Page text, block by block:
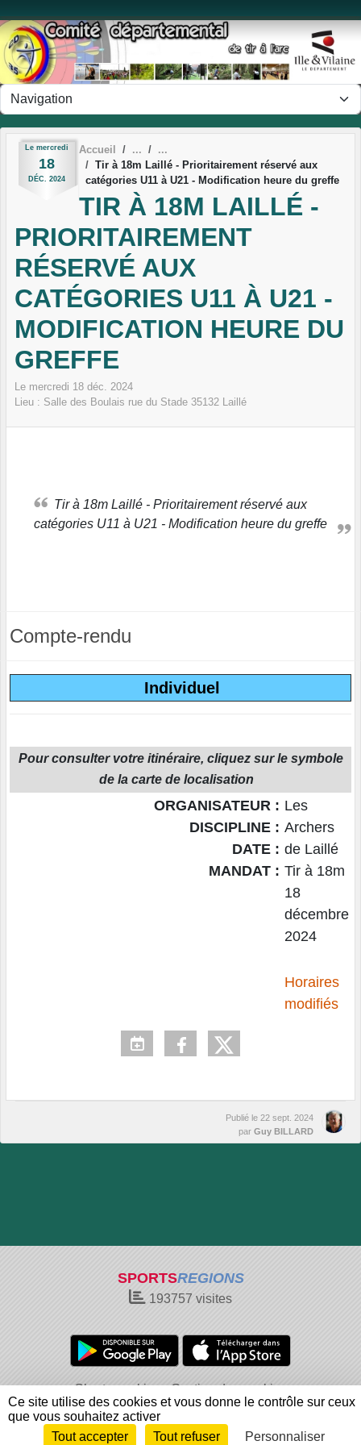
Le mercredi
18
DÉC. 2024
Accueil
Tir à 18m Laillé - Prioritairement réservé aux
catégories U11 à U21 - Modification heure du greffe
TIR À 18M LAILLÉ -
PRIORITAIREMENT
RÉSERVÉ AUX
CATÉGORIES U11 À U21 -
MODIFICATION HEURE DU
GREFFE
Le mercredi 18 déc. 2024
Lieu : Salle des Boulais rue du Stade 35132 Laillé
Tir à 18m Laillé - Prioritairement réservé aux
catégories U11 à U21 - Modification heure du greffe
Compte-rendu
Individuel
Pour consulter votre itinéraire, cliquez sur le symbole
de la carte de localisation
ORGANISATEUR :
DISCIPLINE :
DATE :
MANDAT :
Les
Archers
de Laillé
Tir à 18m
18
décembre
2024
Horaires
modifiés
Publié le 22 sept. 2024
par Guy BILLARD
SPORTSREGIONS
193757 visites
Charte cookies
Gestion des cookies
Informations légales
Signaler un contenu inapproprié
Envie de participer ? Connexion
Ce site utilise des cookies et vous donne le contrôle sur ceux
que vous souhaitez activer
Tout accepter
Tout refuser Personnaliser